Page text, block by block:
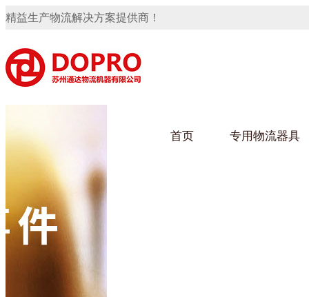
精益生产物流解决方案提供商！
首页 专用物流器具
91免费观看视频架
变速箱托盘
发动机料架
仪表盘料架
手推车
隐藏式马桶水箱支架
汽车行业
卫浴行业